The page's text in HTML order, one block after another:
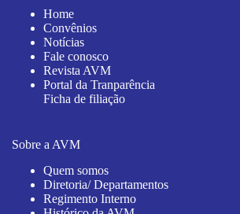
Home
Convênios
Notícias
Fale conosco
Revista AVM
Portal da Tranparência
Ficha de filiação
Sobre a AVM
Quem somos
Diretoria/ Departamentos
Regimento Interno